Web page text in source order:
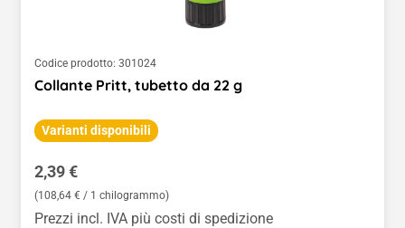
Codice prodotto: 301024
Collante Pritt, tubetto da 22 g
Varianti disponibili
Prezzo normale:
2,39 €
(108,64 € / 1 chilogrammo)
Prezzi incl. IVA più costi di spedizione